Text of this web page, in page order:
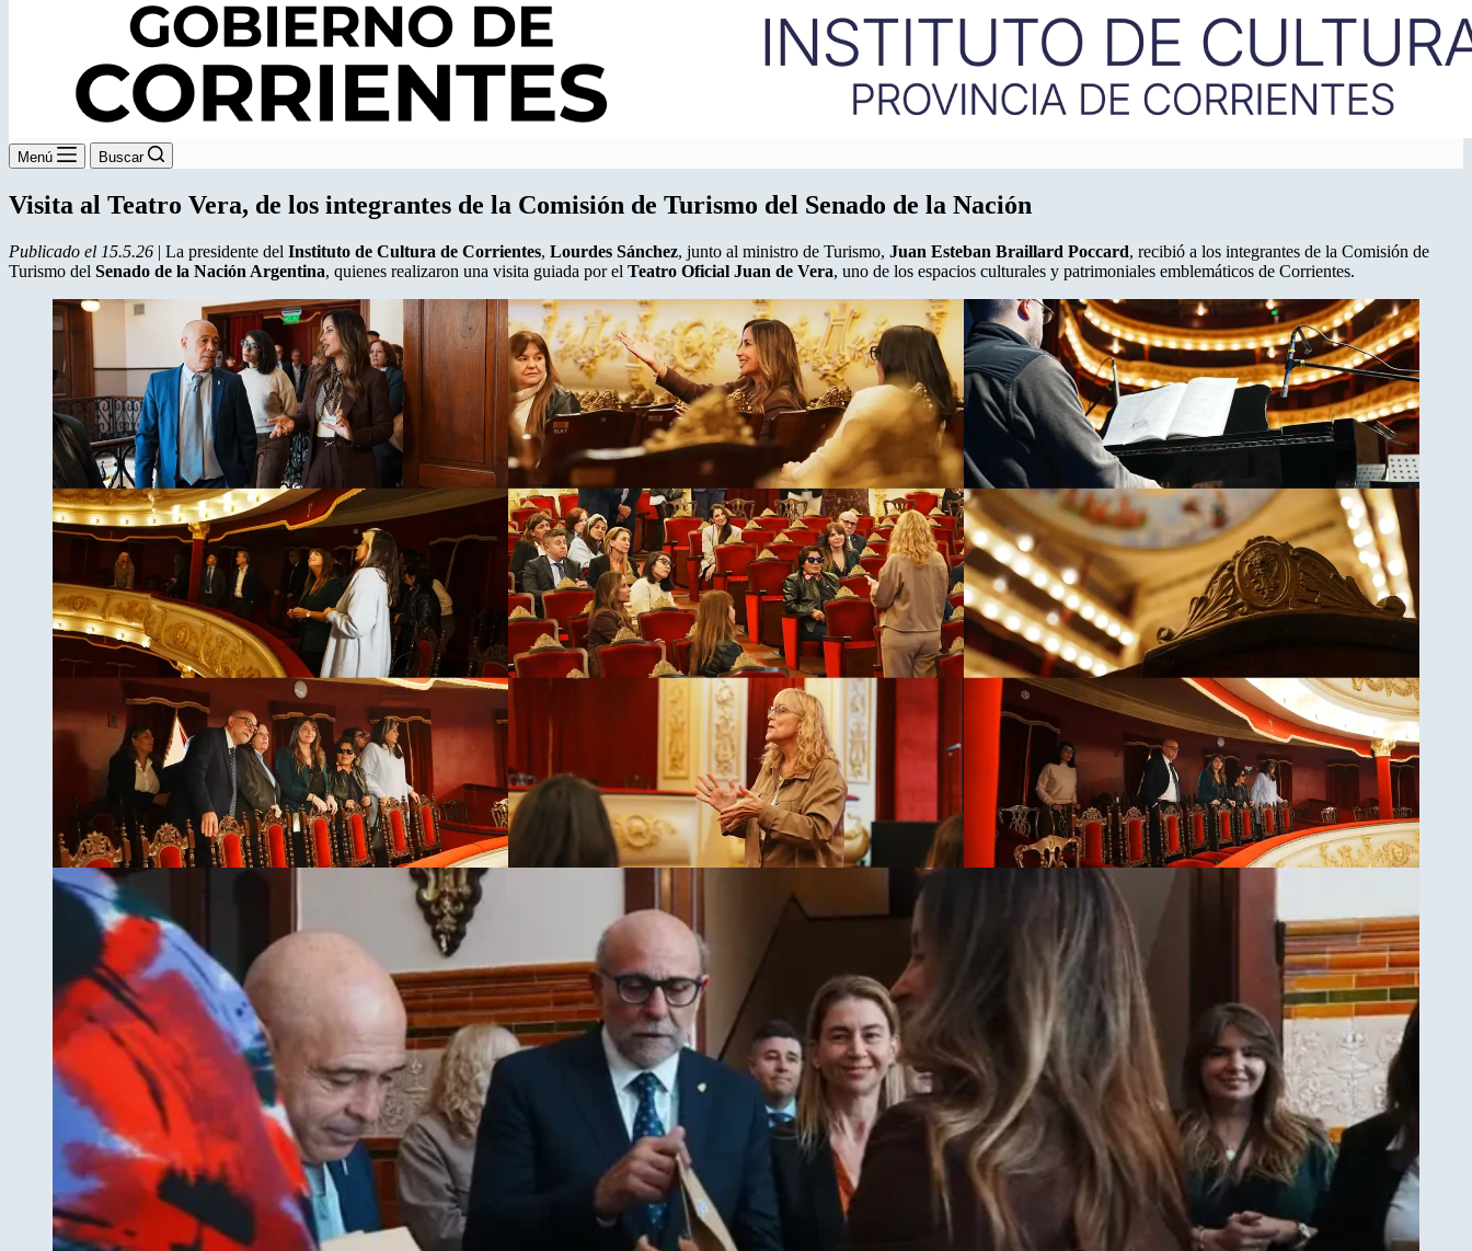
Menú Buscar
Visita al Teatro Vera, de los integrantes de la Comisión de Turismo del Senado de la Nación
Publicado el 15.5.26 | La presidente del Instituto de Cultura de Corrientes, Lourdes Sánchez, junto al ministro de Turismo, Juan Esteban Braillard Poccard, recibió a los integrantes de la Comisión de
Turismo del Senado de la Nación Argentina, quienes realizaron una visita guiada por el Teatro Oficial Juan de Vera, uno de los espacios culturales y patrimoniales emblemáticos de Corrientes.